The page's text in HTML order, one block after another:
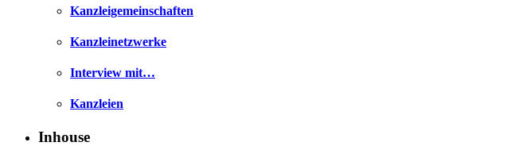
Kanzleigemeinschaften
Kanzleinetzwerke
Interview mit…
Kanzleien
Inhouse